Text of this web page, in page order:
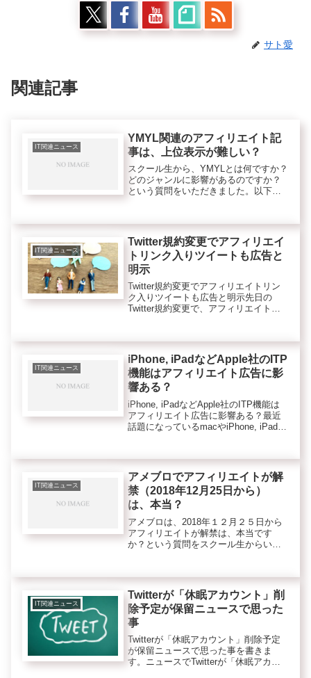
サト愛
関連記事
IT関連ニュース
YMYL関連のアフィリエイト記
事は、上位表示が難しい？
スクール生から、YMYLとは何ですか？
どのジャンルに影響があるのですか？
という質問をいただきました。以下に
の傾向でYMYLにひっかかると記事にア
フィリエイトリンクがあると上...
IT関連ニュース
Twitter規約変更でアフィリエイ
トリンク入りツイートも広告と
明示
Twitter規約変更でアフィリエイトリン
ク入りツイートも広告と明示先日の
Twitter規約変更で、アフィリエイトリ
式ヘルプページから引用します。クリ
エイターやブラン...
IT関連ニュース
iPhone, iPadなどApple社のITP
機能はアフィリエイト広告に影
響ある？
iPhone, iPadなどApple社のITP機能は
アフィリエイト広告に影響ある？最近
話題になっているmacやiPhone, iPadな
それでアフィリエイ...
IT関連ニュース
アメブロでアフィリエイトが解
禁（2018年12月25日から）
は、本当？
アメブロは、2018年１２月２５日から
アフィリエイトが解禁は、本当です
か？という質問をスクール生からいた
みAmeba Pickが充実してきています。
以前は、アフィリ...
IT関連ニュース
Twitterが「休眠アカウント」削
除予定が保留ニュースで思った
事
Twitterが「休眠アカウント」削除予定
が保留ニュースで思った事を書きま
す。ニュースでTwitterが「休眠アカウ